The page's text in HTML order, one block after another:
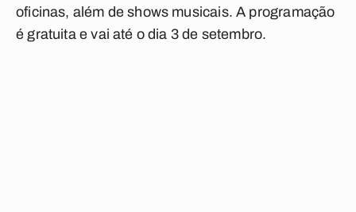
oficinas, além de shows musicais. A programação
é gratuita e vai até o dia 3 de setembro.